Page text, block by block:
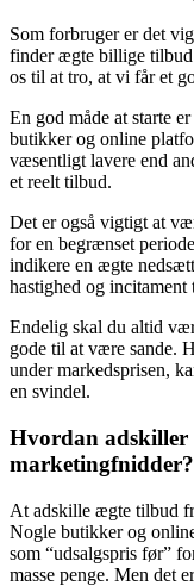
Som forbruger er det
finder ægte billige
os til at tro, at vi får et
En god måde at starte
butikker og online
væsentligt lavere end
et reelt tilbud.
Det er også vigtigt at
for en begrænset
indikere en ægte
hastighed og incitament
Endelig skal du altid
gode til at være sande.
under markedsprisen,
en svindel.
Hvordan
marketingfnidder?
At adskille ægte tilbud
Nogle butikker og
som “udsalgspris før”
masse penge. Men det